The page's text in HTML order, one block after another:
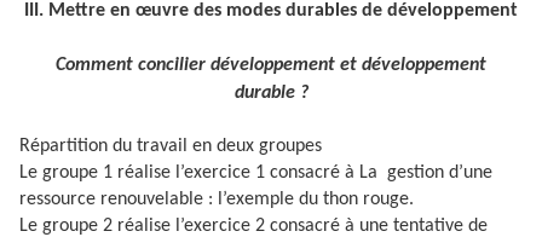
III. Mettre en œuvre des modes durables de développement
Comment concilier développement et développement
durable ?
Répartition du travail en deux groupes
Le groupe 1 réalise l’exercice 1 consacré à La gestion d’une
ressource renouvelable : l’exemple du thon rouge.
Le groupe 2 réalise l’exercice 2 consacré à une tentative de